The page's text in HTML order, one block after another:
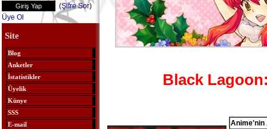
(Şifre Sor)
Üye Ol
Site
Blog
Anketler
İstatistikler
Üyelik
Künye
SSS
E-mail
Black
Anime'nin